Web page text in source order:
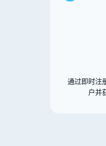
通过即时注
户并